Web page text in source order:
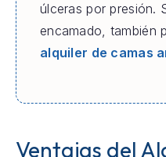
úlceras por presión.
encamado, también
alquiler de camas
Ventajas del